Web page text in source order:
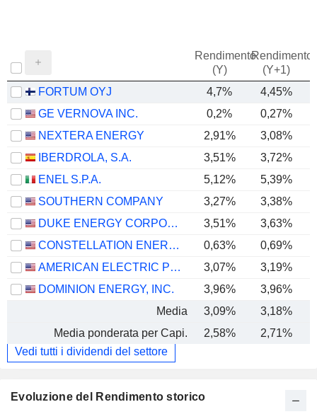
Rendimento
(Y)
Rendimento
(Y+1)
FORTUM OYJ 4,7% 4,45%
GE VERNOVA INC.
0,2%
0,27%
NEXTERA ENERGY
2,91% 3,08%
IBERDROLA, S.A.
3,51% 3,72%
ENEL S.P.A.
5,12% 5,39%
SOUTHERN COMPANY
3,27% 3,38%
DUKE ENERGY CORPORATION
3,51% 3,63%
CONSTELLATION ENERGY CORPORATION
0,63% 0,69%
AMERICAN ELECTRIC POWER COMPANY, INC.
3,07%
3,19%
DOMINION ENERGY, INC.
3,96% 3,96%
Media
3,09% 3,18%
Media ponderata per Capi.
2,58% 2,71%
Vedi tutti i dividendi del settore
Evoluzione del Rendimento storico